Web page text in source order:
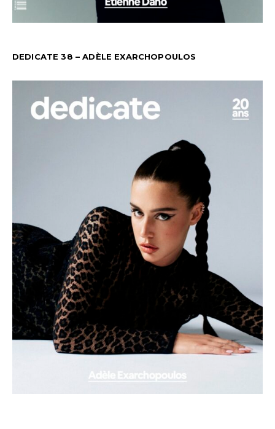
DEDICATE 38 – ADÈLE EXARCHOPOULOS